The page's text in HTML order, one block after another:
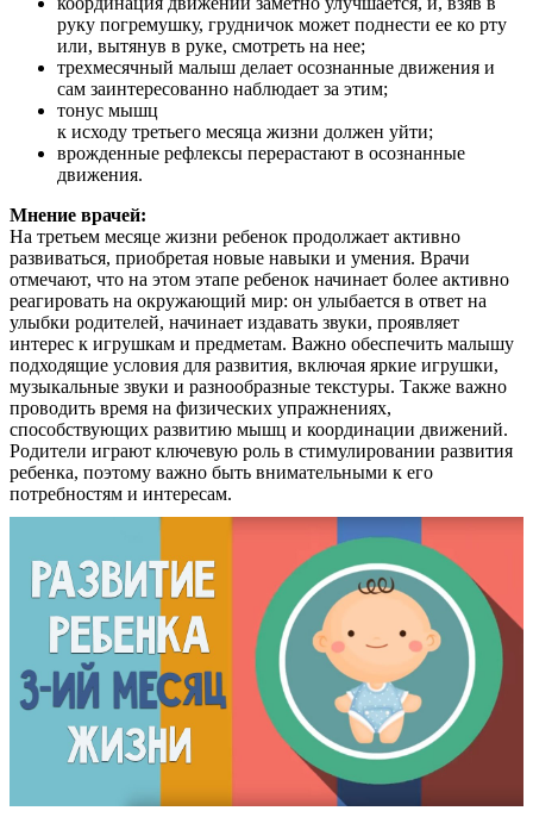
руку погремушку, грудничок может поднести ее ко рту
или, вытянув в руке, смотреть на нее;
трехмесячный малыш делает осознанные движения и
сам заинтересованно наблюдает за этим;
тонус мышц
к исходу третьего месяца жизни должен уйти;
врожденные рефлексы перерастают в осознанные
движения.
Мнение врачей:
На третьем месяце жизни ребенок продолжает активно
развиваться, приобретая новые навыки и умения. Врачи
отмечают, что на этом этапе ребенок начинает более активно
реагировать на окружающий мир: он улыбается в ответ на
улыбки родителей, начинает издавать звуки, проявляет
интерес к игрушкам и предметам. Важно обеспечить малышу
подходящие условия для развития, включая яркие игрушки,
музыкальные звуки и разнообразные текстуры. Также важно
проводить время на физических упражнениях,
способствующих развитию мышц и координации движений.
Родители играют ключевую роль в стимулировании развития
ребенка, поэтому важно быть внимательными к его
потребностям и интересам.